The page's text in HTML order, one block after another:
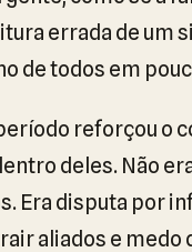
errada de um
de todos em
reforçou o
deles. Não
Era disputa por
aliados e medo